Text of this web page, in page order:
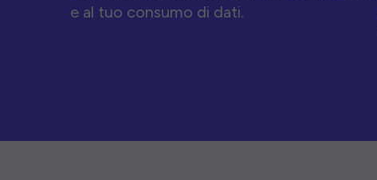
e al tuo consumo di dati.